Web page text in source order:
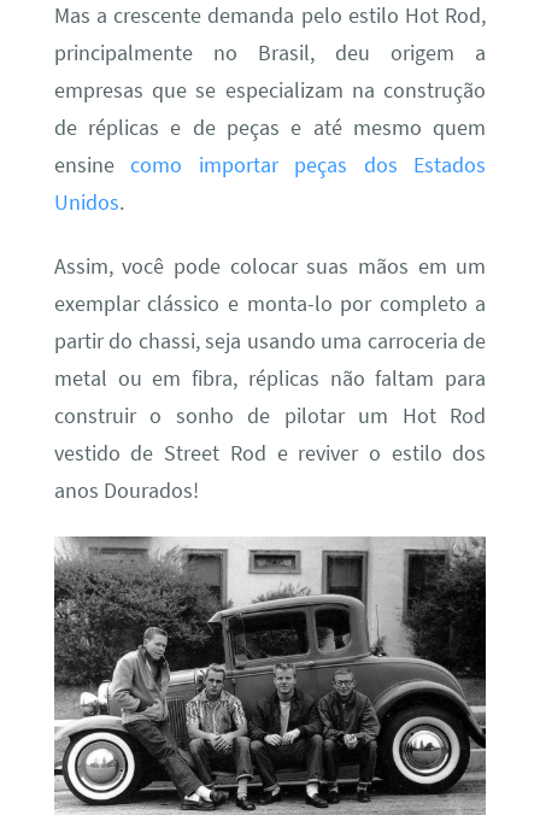
Mas a crescente demanda pelo estilo Hot Rod,
principalmente no Brasil, deu origem a
empresas que se especializam na construção
de réplicas e de peças e até mesmo quem
ensinecomo importar peças dos Estados
Unidos.
Assim, você pode colocar suas mãos em um
exemplar clássico e monta-lo por completo a
partir do chassi, seja usando uma carroceria de
metal ou em fibra, réplicas não faltam para
construir o sonho de pilotar um Hot Rod
vestido de Street Rod e reviver o estilo dos
anos Dourados!